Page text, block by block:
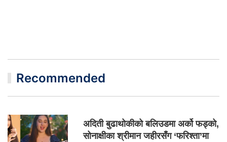
Recommended
अदिती बुढाथोकीको बलिउडमा अर्को फड्को,
सोनाक्षीका श्रीमान जहीरसँग ‘फरिश्ता’मा